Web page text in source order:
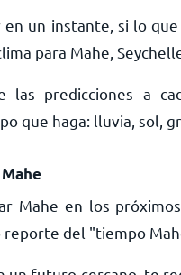
un instante, si lo
para Mahe,
las predicciones a
que haga: lluvia, sol,
Mahe en los
del "tiempo